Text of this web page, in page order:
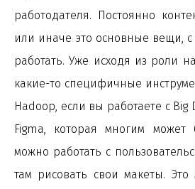
работодателя. Постоянно
или иначе это основные вещи,
работать. Уже исходя из роли
какие-то специфичные
Hadoop, если вы работаете с Big
Figma, которая многим может
можно работать с
там рисовать свои макеты.